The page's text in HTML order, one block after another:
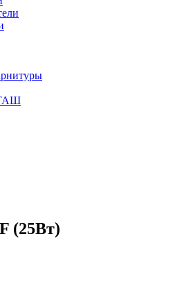
(25Вт)